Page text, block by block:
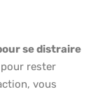
se distraire
rester
vous